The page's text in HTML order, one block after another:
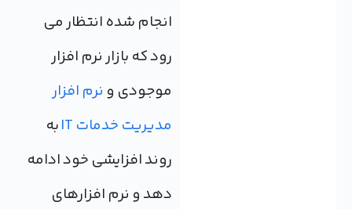
انجام شده انتظار می
رود که بازار نرم افزار
موجودی و نرم افزار
مدیریت خدمات IT
به
روند افزایشی خود ادامه
دهد و نرم افزارهای